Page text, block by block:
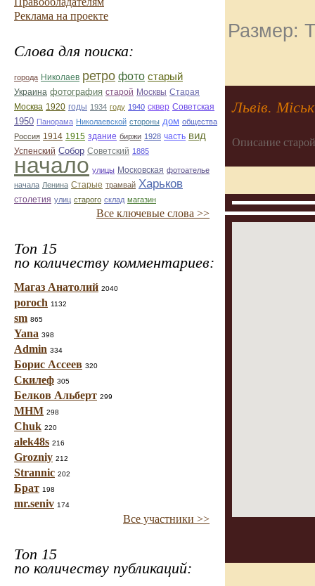
Реклама на проекте
Слова для поиска:
города Николаев ретро фото старый
Украина фотография старой Москвы Старая
Москва 1920 годы 1934 году 1940 сквер Советская
1950 Панорама Николаевской стороны дом общества
Россия 1914 1915 здание биржи 1928 часть вид
Успенский Собор Советский 1885
начало улицы Московская фотоателье
начала Ленина Старые трамвай Харьков
столетия улиц старого склад магазин
Все ключевые слова >>
Топ 15
по количеству комментариев:
Магаз Анатолий 2040
poroch 1132
sm 865
Yana 398
Admin 334
Борис Ассеев 320
Скилеф 305
Белков Альберт 299
МНМ 298
Chuk 220
alek48s 216
Grozniy 212
Strannic 202
Брат 198
mr.seniv 174
Все участники >>
Топ 15
по количеству публикаций:
Размер:
Львів.
Описание